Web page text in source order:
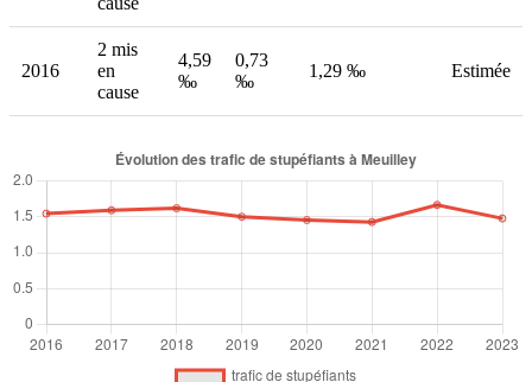
2016
2 mis
en
cause
4,59
‰
0,73
‰
1,29 ‰ Estimée